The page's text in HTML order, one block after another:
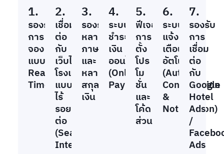
1.
รองรับ
การ
จอง
แบบ
Real-
Time
2.
เชื่อม
ต่อ
กับ
เว็บไซต์
โรงแรม
แบบ
ไร้
รอย
ต่อ
(Seamless
Integration)
3.
รองรับ
หลาย
ภาษา
และ
หลาย
สกุล
เงิน
4.
ระบบ
ชำระ
เงิน
ออนไลน์
(Online
Payment)
5.
ฟีเจอร์
การ
ตั้ง
โปร
โม
ชั่น
และ
โค้ด
ส่วนลด
6.
ระบบ
แจ้ง
เตือน
อัตโนมัติ
(Auto
Confirmation
&
Notification)
7.
รองรับ
การ
เชื่อม
ต่อ
กับ
Google
Hotel
Ads
/
Ads